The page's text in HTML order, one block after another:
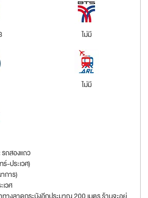
ไม่มี
ไม่มี
รถสองแถว
-ประเวศ)
การ)
วศ